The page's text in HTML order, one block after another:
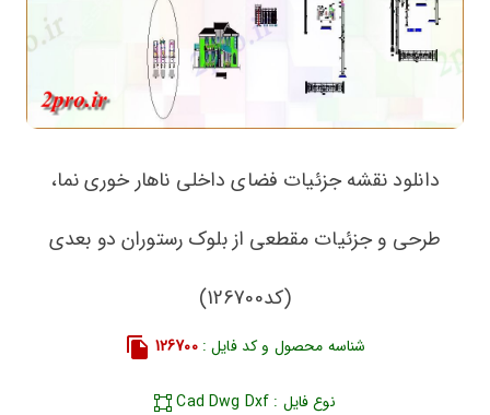
دانلود نقشه جزئیات فضای داخلی ناهار خوری نما،
طرحی و جزئیات مقطعی از بلوک رستوران دو بعدی
(کد126700)
شناسه محصول و کد فایل :126700
نوع فایل : Cad Dwg Dxf